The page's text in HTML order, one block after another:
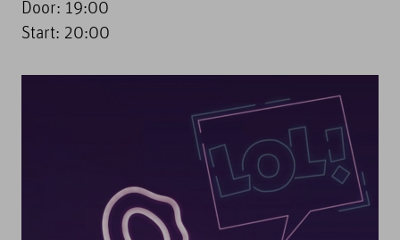
Door: 19:00
Start: 20:00